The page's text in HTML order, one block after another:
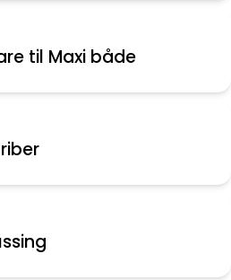
til Maxi både